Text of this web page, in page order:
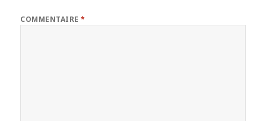
COMMENTAIRE*